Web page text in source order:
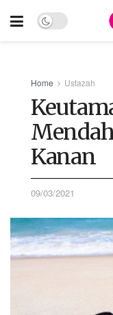
Home Ustazah
Kanan
09/03/2021